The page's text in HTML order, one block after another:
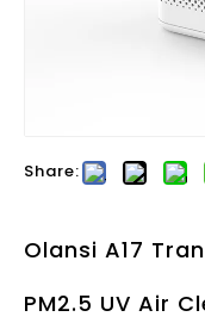
Share:
Olansi A17
PM2.5 UV Air